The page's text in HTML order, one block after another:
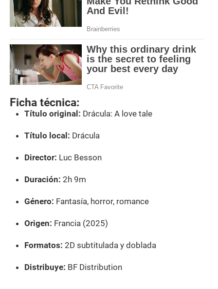
Ficha técnica:
Título original: Drácula: A love tale
Título local: Drácula
Director: Luc Besson
Duración: 2h 9m
Género: Fantasía, horror, romance
Origen: Francia (2025)
Formatos: 2D subtitulada y doblada
Distribuye: BF Distribution